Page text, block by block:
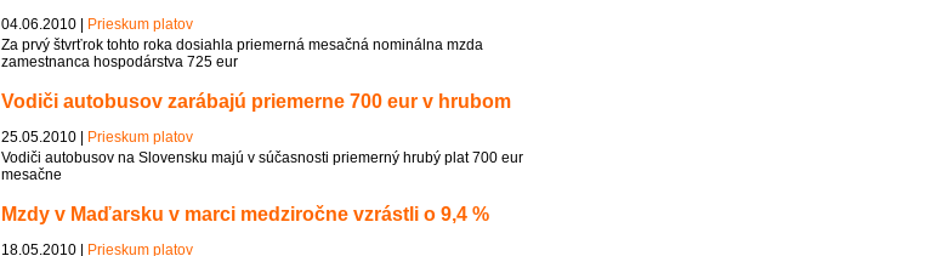
04.06.2010 |
Prieskum platov
Za prvý štvrťrok tohto roka dosiahla priemerná mesačná nominálna mzda
zamestnanca hospodárstva 725 eur
Vodiči autobusov zarábajú priemerne 700 eur v hrubom
25.05.2010 |
Prieskum platov
Vodiči autobusov na Slovensku majú v súčasnosti priemerný hrubý plat 700 eur
mesačne
Mzdy v Maďarsku v marci medziročne vzrástli o 9,4 %
18.05.2010 |
Prieskum platov